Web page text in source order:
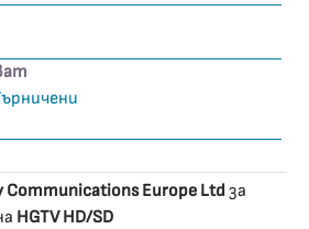
Communications Europe Ltdза
HGTV HD/SD